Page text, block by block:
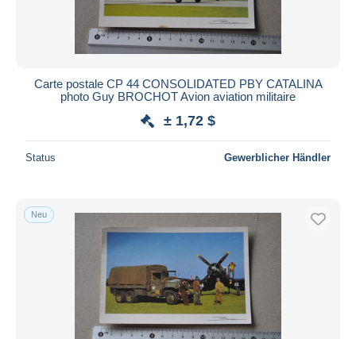
Carte postale CP 44 CONSOLIDATED PBY CATALINA
photo Guy BROCHOT Avion aviation militaire
± 1,72 $
Status Gewerblicher Händler
Neu